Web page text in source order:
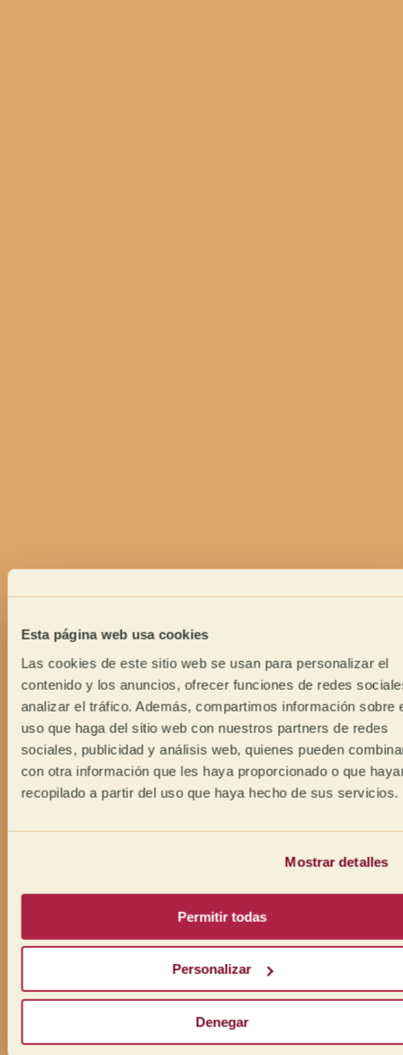
Esta página web usa cookies
Las cookies de este sitio web se usan para personalizar el
contenido y los anuncios, ofrecer funciones de redes
analizar el tráfico. Además, compartimos información sobre
uso que haga del sitio web con nuestros partners de redes
sociales, publicidad y análisis web, quienes pueden
con otra información que les haya proporcionado o que
recopilado a partir del uso que haya hecho de sus servicios.
Mostrar detalles
Permitir todas
Personalizar
Denegar